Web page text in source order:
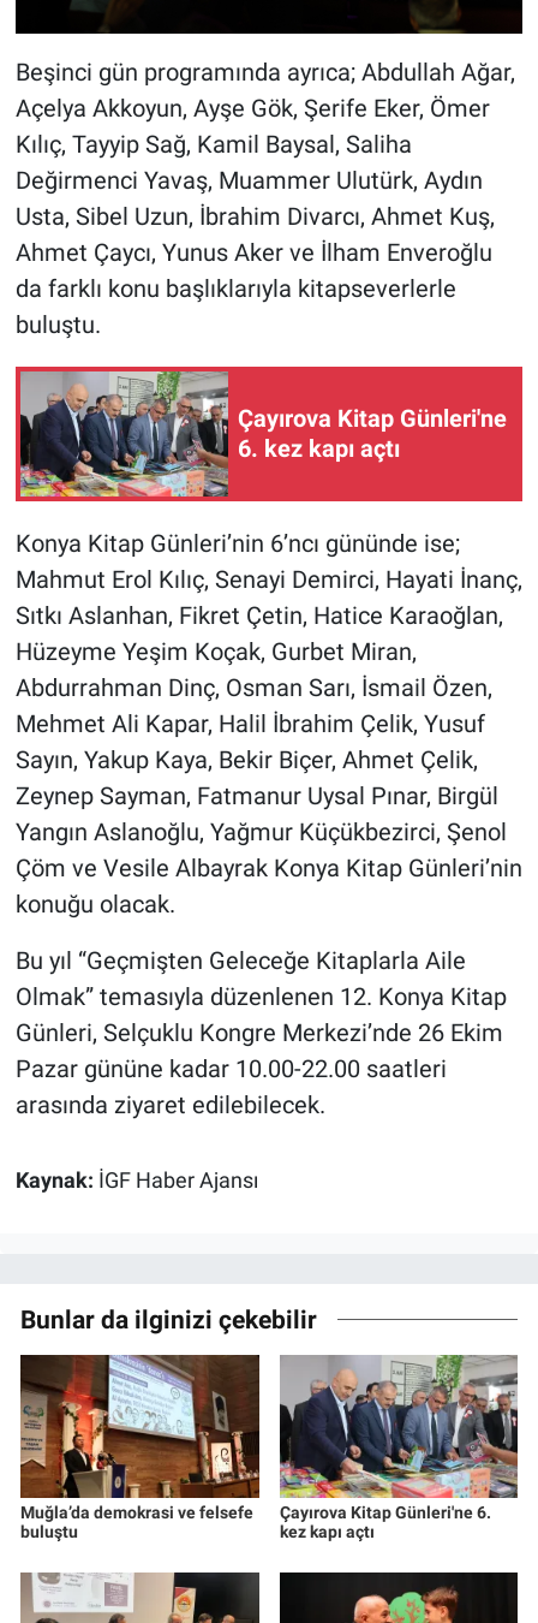
Beşinci gün programında ayrıca; Abdullah Ağar,
Açelya Akkoyun, Ayşe Gök, Şerife Eker, Ömer
Kılıç, Tayyip Sağ, Kamil Baysal, Saliha
Değirmenci Yavaş, Muammer Ulutürk, Aydın
Usta, Sibel Uzun, İbrahim Divarcı, Ahmet Kuş,
Ahmet Çaycı, Yunus Aker ve İlham Enveroğlu
da farklı konu başlıklarıyla kitapseverlerle
buluştu.
Çayırova Kitap Günleri'ne
6. kez kapı açtı
Konya Kitap Günleri’nin 6’ncı gününde ise;
Mahmut Erol Kılıç, Senayi Demirci, Hayati İnanç,
Sıtkı Aslanhan, Fikret Çetin, Hatice Karaoğlan,
Hüzeyme Yeşim Koçak, Gurbet Miran,
Abdurrahman Dinç, Osman Sarı, İsmail Özen,
Mehmet Ali Kapar, Halil İbrahim Çelik, Yusuf
Sayın, Yakup Kaya, Bekir Biçer, Ahmet Çelik,
Zeynep Sayman, Fatmanur Uysal Pınar, Birgül
Yangın Aslanoğlu, Yağmur Küçükbezirci, Şenol
Çöm ve Vesile Albayrak Konya Kitap Günleri’nin
konuğu olacak.
Bu yıl “Geçmişten Geleceğe Kitaplarla Aile
Olmak” temasıyla düzenlenen 12. Konya Kitap
Günleri, Selçuklu Kongre Merkezi’nde 26 Ekim
Pazar gününe kadar 10.00-22.00 saatleri
arasında ziyaret edilebilecek.
Kaynak: İGF Haber Ajansı
Bunlar da ilginizi çekebilir
Muğla’da demokrasi ve felsefe
buluştu
Çayırova Kitap Günleri'ne 6.
kez kapı açtı